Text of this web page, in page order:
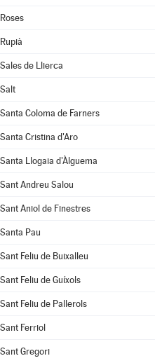
Roses
Rupià
Sales de Llierca
Salt
Santa Coloma de Farners
Santa Cristina d'Aro
Santa Llogaia d'Àlguema
Sant Andreu Salou
Sant Aniol de Finestres
Santa Pau
Sant Feliu de Buixalleu
Sant Feliu de Guíxols
Sant Feliu de Pallerols
Sant Ferriol
Sant Gregori